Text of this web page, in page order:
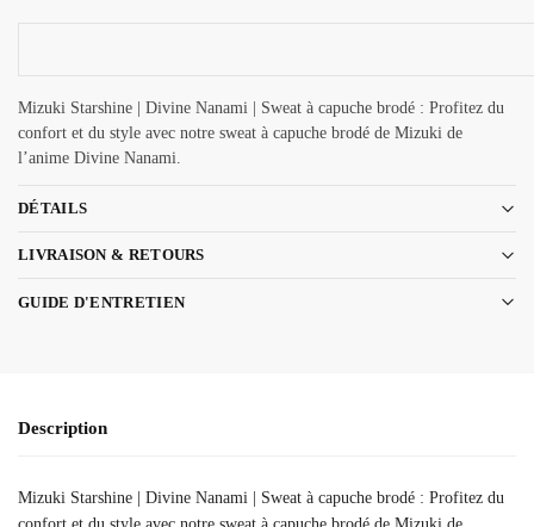
Mizuki Starshine | Divine Nanami | Sweat à capuche brodé : Profitez du
confort et du style avec notre sweat à capuche brodé de Mizuki de
l’anime Divine Nanami.
DÉTAILS
LIVRAISON & RETOURS
GUIDE D'ENTRETIEN
Description
Mizuki Starshine | Divine Nanami | Sweat à capuche brodé : Profitez du